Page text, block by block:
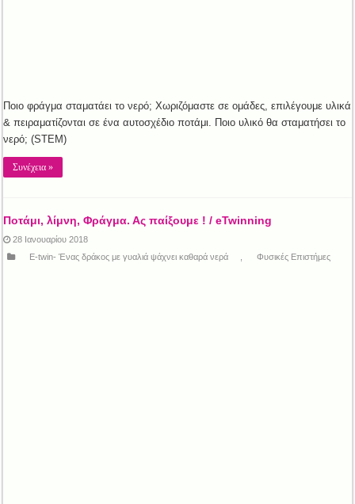
Ποιο φράγμα σταματάει το νερό; Χωριζόμαστε σε ομάδες, επιλέγουμε υλικά
& πειραματίζονται σε ένα αυτοσχέδιο ποτάμι. Ποιο υλικό θα σταματήσει το
νερό; (STEM)
Συνέχεια »
Ποτάμι, λίμνη, Φράγμα. Ας παίξουμε ! / eTwinning
28 Ιανουαρίου 2018
E-twin- Ένας δράκος με γυαλιά ψάχνει καθαρά νερά
Φυσικές Επιστήμες